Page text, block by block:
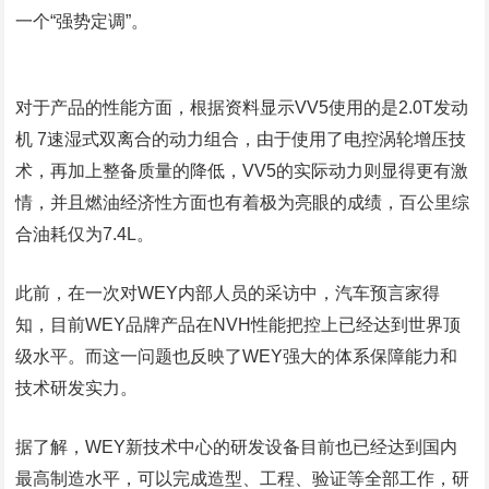
一个“强势定调”。
对于产品的性能方面，根据资料显示VV5使用的是2.0T发动
机 7速湿式双离合的动力组合，由于使用了电控涡轮增压技
术，再加上整备质量的降低，VV5的实际动力则显得更有激
情，并且燃油经济性方面也有着极为亮眼的成绩，百公里综
合油耗仅为7.4L。
此前，在一次对WEY内部人员的采访中，汽车预言家得
知，目前WEY品牌产品在NVH性能把控上已经达到世界顶
级水平。而这一问题也反映了WEY强大的体系保障能力和
技术研发实力。
据了解，WEY新技术中心的研发设备目前也已经达到国内
最高制造水平，可以完成造型、工程、验证等全部工作，研